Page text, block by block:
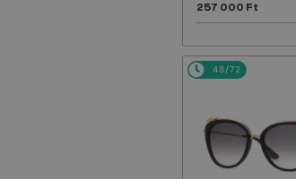
257 000 Ft
48/72